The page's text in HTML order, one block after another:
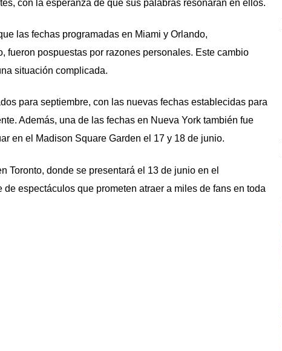
con la esperanza de que sus palabras resonaran en ellos.
las fechas programadas en Miami y Orlando,
fueron pospuestas por razones personales. Este cambio
situación complicada.
para septiembre, con las nuevas fechas establecidas para
Además, una de las fechas en Nueva York también fue
en el Madison Square Garden el 17 y 18 de junio.
Toronto, donde se presentará el 13 de junio en el
espectáculos que prometen atraer a miles de fans en toda